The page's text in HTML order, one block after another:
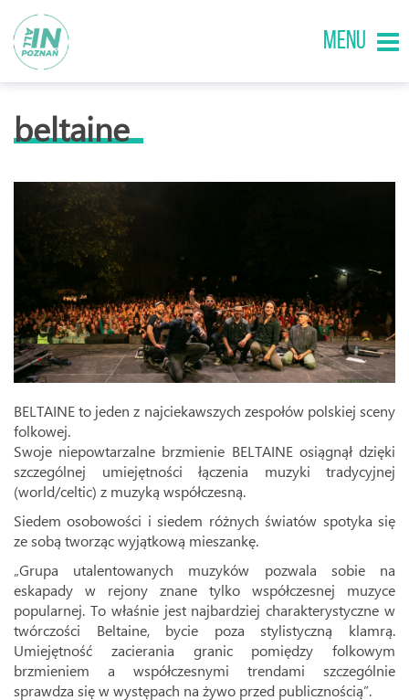
MENU
beltaine
BELTAINE to jeden z najciekawszych zespołów polskiej sceny
folkowej.
Swoje niepowtarzalne brzmienie BELTAINE osiągnął dzięki
szczególnej umiejętności łączenia muzyki tradycyjnej
(world/celtic) z muzyką współczesną.
Siedem osobowości i siedem różnych światów spotyka się
ze sobą tworząc wyjątkową mieszankę.
„Grupa utalentowanych muzyków pozwala sobie na
eskapady w rejony znane tylko współczesnej muzyce
popularnej. To właśnie jest najbardziej charakterystyczne w
twórczości Beltaine, bycie poza stylistyczną klamrą.
Umiejętność zacierania granic pomiędzy folkowym
brzmieniem a współczesnymi trendami szczególnie
sprawdza się w występach na żywo przed publicznością”.